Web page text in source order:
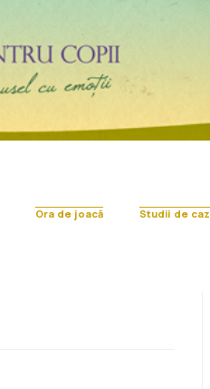
Ora de joacă Studii de caz